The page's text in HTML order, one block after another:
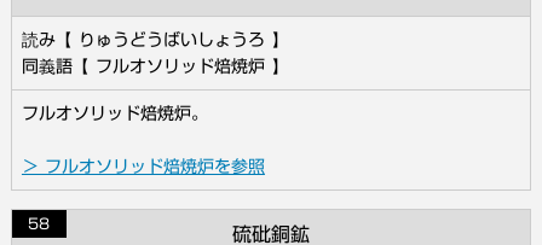
りゅうどうばいしょうろ
フルオソリッド焙焼炉
フルオソリッド焙焼炉。
＞ フルオソリッド焙焼炉を参照
58
硫砒銅鉱